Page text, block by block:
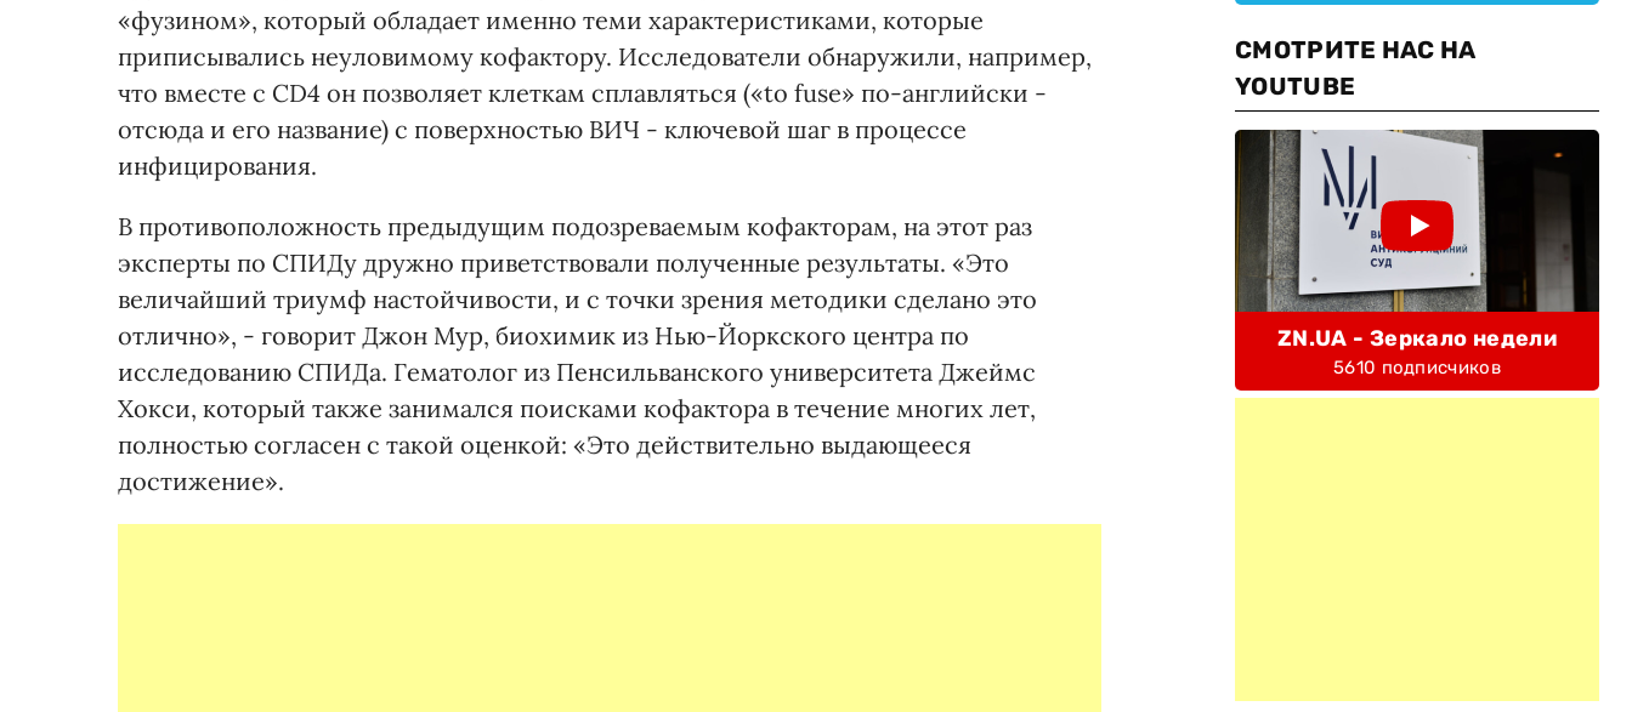
«фузином», который обладает именно теми характеристиками, которые
приписывались неуловимому кофактору. Исследователи обнаружили, например,
что вместе с CD4 он позволяет клеткам сплавляться («to fuse» по-английски -
отсюда и его название) с поверхностью ВИЧ - ключевой шаг в процессе
инфицирования.
В противоположность предыдущим подозреваемым кофакторам, на этот раз
эксперты по СПИДу дружно приветствовали полученные результаты. «Это
величайший триумф настойчивости, и с точки зрения методики сделано это
отлично», - говорит Джон Мур, биохимик из Нью-Йоркского центра по
исследованию СПИДа. Гематолог из Пенсильванского университета Джеймс
Хокси, который также занимался поисками кофактора в течение многих лет,
полностью согласен с такой оценкой: «Это действительно выдающееся
достижение».
СМОТРИТЕ НАС НА
YOUTUBE
ZN.UA - Зеркало недели
5610 подписчиков